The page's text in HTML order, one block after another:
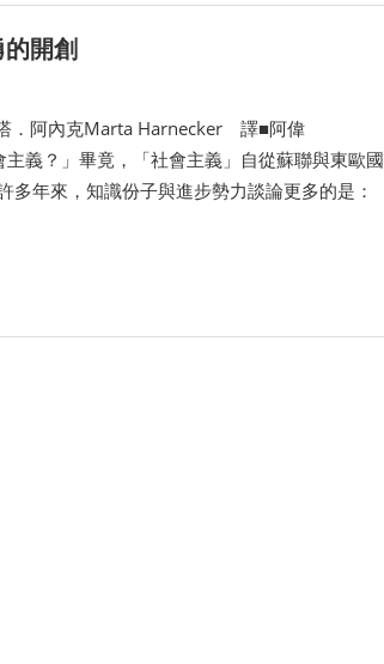
的開創
．阿內克Marta Harnecker 譯■阿偉
義？」畢竟，「社會主義」自從蘇聯與東歐國
年來，知識份子與進步勢力談論更多的是：